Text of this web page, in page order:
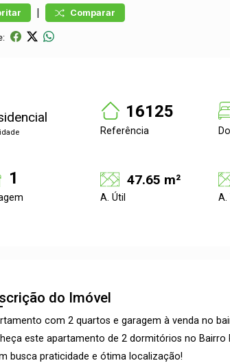
| Comparar
16125
Referência
1 47.65 m²
A. Útil A.
do Imóvel
com 2 quartos e garagem à venda no
este apartamento de 2 dormitórios no Bairro
busca praticidade e ótima localização!